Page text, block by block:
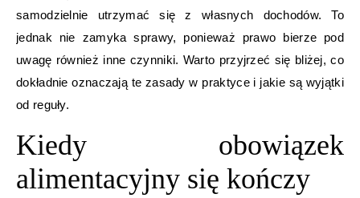
samodzielnie utrzymać się z własnych dochodów. To
jednak nie zamyka sprawy, ponieważ prawo bierze pod
uwagę również inne czynniki. Warto przyjrzeć się bliżej, co
dokładnie oznaczają te zasady w praktyce i jakie są wyjątki
od reguły.
Kiedy obowiązek
alimentacyjny się kończy